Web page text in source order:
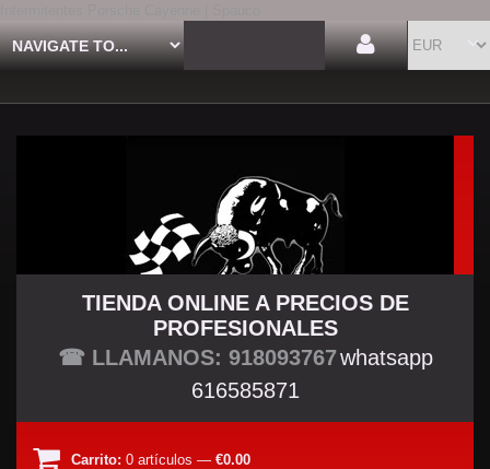
TU TIENDA TUNING
TIENDA ONLINE A PRECIOS DE
PROFESIONALES
☎ LLAMANOS: 918093767whatsapp
616585871
Carrito: 0 artículos — €0.00